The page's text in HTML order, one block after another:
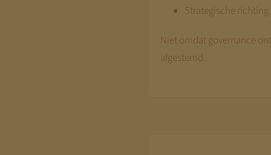
Strategische
Niet omdat governance
afgestemd.